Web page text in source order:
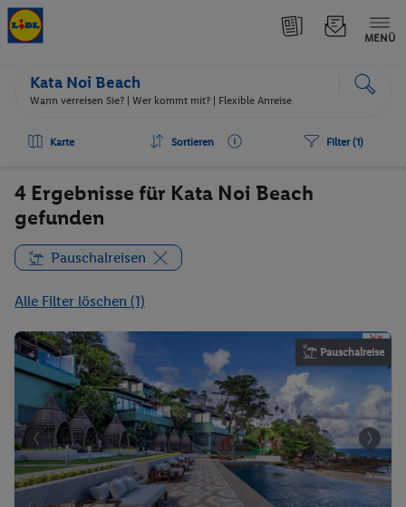
MENÜ
Kata Noi Beach
Wann verreisen Sie? | Wer kommt mit? | Flexible Anreise
Karte Sortieren Filter (1)
4 Ergebnisse für Kata Noi Beach
gefunden
Pauschalreisen
Alle Filter löschen (1)
Pauschalreise